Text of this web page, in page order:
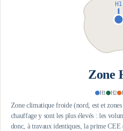
H1
Zone
H1 H2
Zone climatique froide (nord, est et
chauffage y sont les plus élevés : les
donc, à travaux identiques, la prime CEE